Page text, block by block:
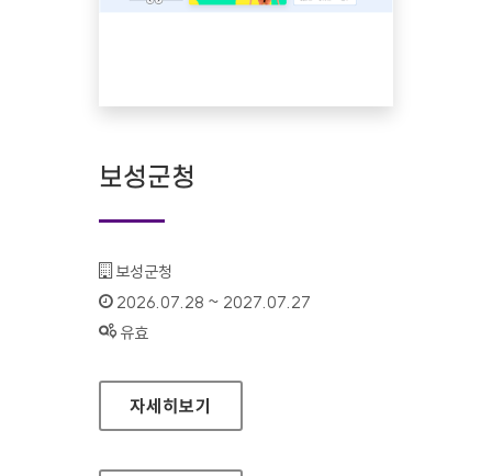
보성군청
기관명 :
보성군청
인증기간 :
2026.07.28 ~ 2027.07.27
상태 :
유효
보성군청
자세히보기